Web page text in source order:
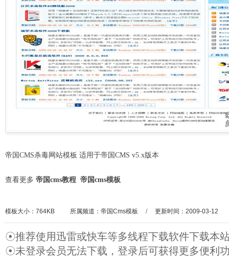
帝国CMS杀毒网站模板 适用于帝国CMS v5.x版本
查看更多 帝国cms教程 帝国cms模板
模板大小：764KB 所属频道： 帝国Cms模板 / 更新时间：2009-03-12
☉推荐使用迅雷或快车等多线程下载软件下载本
☉未登录会员无法下载，登录后可获得更多便利